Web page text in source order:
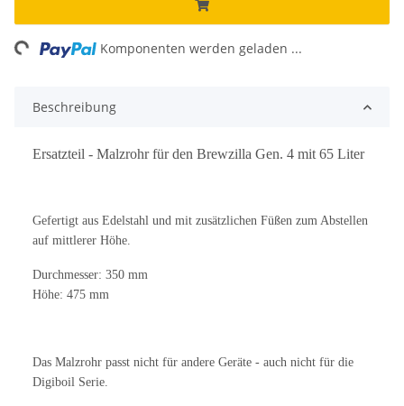
Komponenten werden geladen ...
Beschreibung
Ersatzteil - Malzrohr für den Brewzilla Gen. 4 mit 65 Liter
Gefertigt aus Edelstahl und mit zusätzlichen Füßen zum Abstellen
auf mittlerer Höhe.
Durchmesser: 350 mm
Höhe: 475 mm
Das Malzrohr passt nicht für andere Geräte - auch nicht für die
Digiboil Serie.